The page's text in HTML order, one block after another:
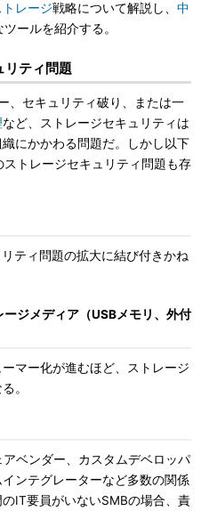
トレージ戦略について解説し、 中
ールを紹介する。
リティ問題
、セキュリティ破り、または一
など、ストレージセキュリティは
にかかわる問題だ。しかし以下
トレージセキュリティ問題も存
ティ問題の拡大に結び付きかね
ジメディア（USBメモリ、外付
マー化が進むほど、ストレージ
。
ベンダー、カスタムデベロッパ
ンテグレーターなど多数の関係
IT要員がいないSMBの場合、責